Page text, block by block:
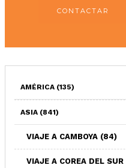
CONTACTAR
AMÉRICA (135)
ASIA (841)
VIAJE A CAMBOYA (84)
VIAJE A COREA DEL SUR